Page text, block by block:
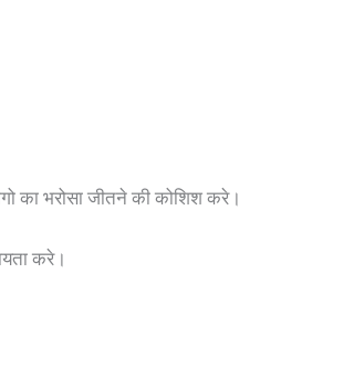
का भरोसा जीतने की कोशिश करे।
करे।